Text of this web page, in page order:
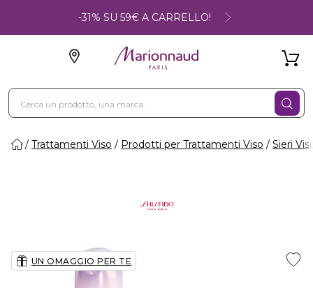
-31% SU 59€ A CARRELLO!
Trattamenti Viso Prodotti per Trattamenti Viso Sieri
UN OMAGGIO PER TE